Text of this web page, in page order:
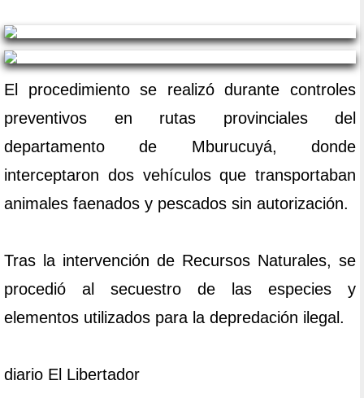
El procedimiento se realizó durante controles
preventivos en rutas provinciales del
departamento de Mburucuyá, donde
interceptaron dos vehículos que transportaban
animales faenados y pescados sin autorización.
Tras la intervención de Recursos Naturales, se
procedió al secuestro de las especies y
elementos utilizados para la depredación ilegal.
diario El Libertador